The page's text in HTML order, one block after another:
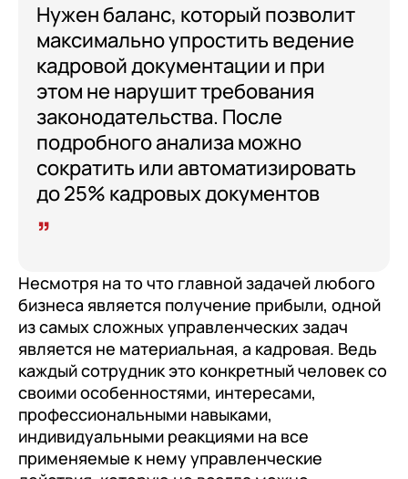
Нужен баланс, который позволит
максимально упростить ведение
кадровой документации и при
этом не нарушит требования
законодательства. После
подробного анализа можно
сократить или автоматизировать
до 25% кадровых документов
Несмотря на то что главной задачей любого
бизнеса является получение прибыли, одной
из самых сложных управленческих задач
является не материальная, а кадровая. Ведь
каждый сотрудник это конкретный человек со
своими особенностями, интересами,
профессиональными навыками,
индивидуальными реакциями на все
применяемые к нему управленческие
Управление взаимоотношениями с
клиентами (CRM)
1С:CRM
Лицензии 1С
Сервисы 1С
1С-ЭДО
1С:Фреш
Доки 1С